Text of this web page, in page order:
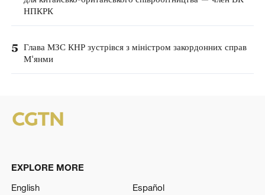
НПКРК
5 Глава МЗС КНР зустрівся з міністром закордонних справ
М'янми
EXPLORE MORE
English
Español